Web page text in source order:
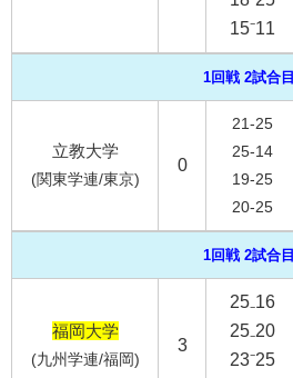
15⁻11
1回戦 2試合目
立教大学
(関東学連/東京)
0
21-25
25-14
19-25
20-25
1回戦 2試合目
福岡大学
(九州学連/福岡)
3
25₋16
25₋20
23⁻25